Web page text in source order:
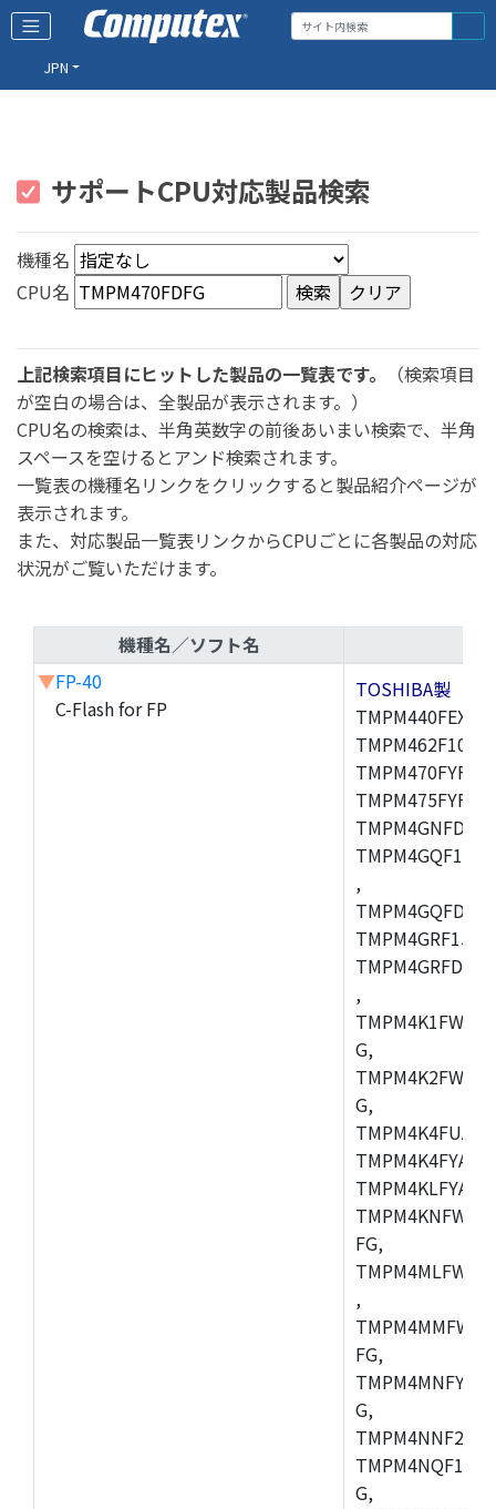
JPN
サポートCPU対応製品検索
機種名
CPU名
上記検索項目にヒットした製品の一覧表です。
（検索項目
が空白の場合は、全製品が表示されます。）
CPU名の検索は、半角英数字の前後あいまい検索で、半角
スペースを空けるとアンド検索されます。
一覧表の機種名リンクをクリックすると製品紹介ページが
表示されます。
また、対応製品一覧表リンクからCPUごとに各製品の対応
状況がご覧いただけます。
機種名／ソフト名
▼FP-40
C-Flash for FP
TOSHIBA製
,
,
G,
G,
FG,
,
FG,
G,
G,